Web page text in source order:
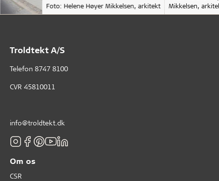
Foto: Helene Høyer Mikkelsen, arkitekt
Mikkelsen,
Troldtekt A/S
Telefon 8747 8100
CVR 45810011
info@troldtekt.dk
Om os
CSR